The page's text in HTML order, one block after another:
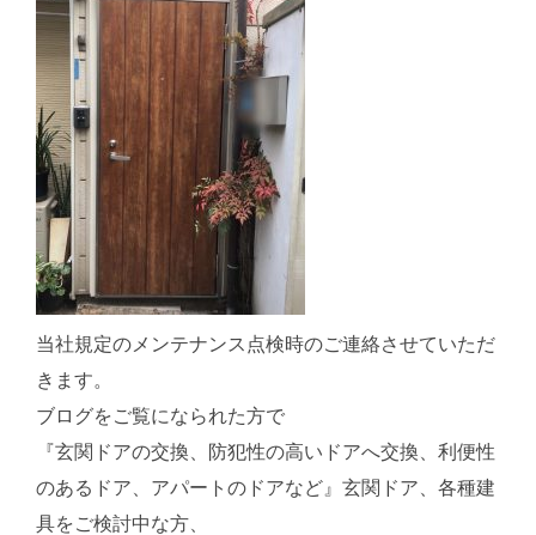
当社規定のメンテナンス点検時のご連絡させていただ
きます。
ブログをご覧になられた方で
『玄関ドアの交換、防犯性の高いドアへ交換、利便性
のあるドア、アパートのドアなど』玄関ドア、各種建
具をご検討中な方、